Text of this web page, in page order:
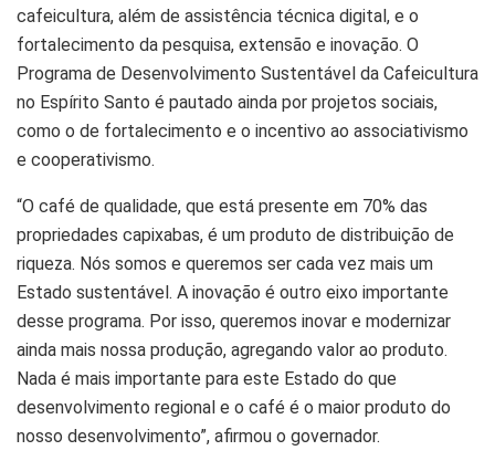
cafeicultura, além de assistência técnica digital, e o
fortalecimento da pesquisa, extensão e inovação. O
Programa de Desenvolvimento Sustentável da Cafeicultura
no Espírito Santo é pautado ainda por projetos sociais,
como o de fortalecimento e o incentivo ao associativismo
e cooperativismo.
“O café de qualidade, que está presente em 70% das
propriedades capixabas, é um produto de distribuição de
riqueza. Nós somos e queremos ser cada vez mais um
Estado sustentável. A inovação é outro eixo importante
desse programa. Por isso, queremos inovar e modernizar
ainda mais nossa produção, agregando valor ao produto.
Nada é mais importante para este Estado do que
desenvolvimento regional e o café é o maior produto do
nosso desenvolvimento”, afirmou o governador.